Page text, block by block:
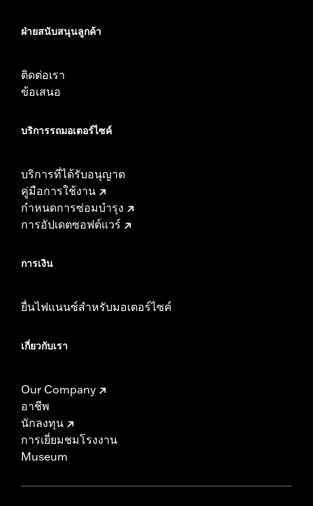
ฝ่ายสนับสนุนลูกค้า
ติดต่อเรา
ข้อเสนอ
บริการรถมอเตอร์ไซค์​
บริการที่ได้รับอนุญาต
คู่มือการใช้งาน
กำหนดการซ่อมบำรุง
การอัปเดตซอฟต์แวร์
การเงิน
ยื่นไฟแนนซ์สำหรับมอเตอร์ไซค์
เกี่ยวกับเรา
Our Company
อาชีพ
นักลงทุน
การเยี่ยมชมโรงงาน
Museum